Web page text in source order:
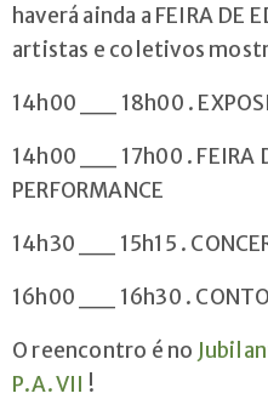
haverá ainda a FEIRA DE
artistas e coletivos
14h00 __ 18h00 .
14h00 __ 17h00 . FEIRA
PERFORMANCE
14h30 __ 15h15 .
16h00 __ 16h30 . CONTO
O reencontro é no
P.A. VII !